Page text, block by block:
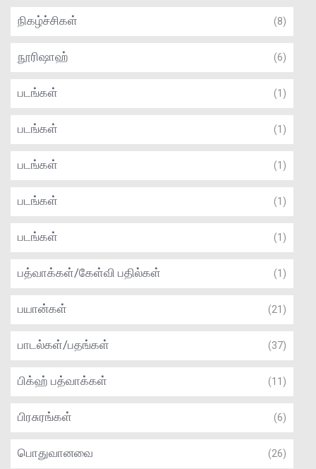
நிகழ்ச்சிகள் (8)
நூரிஷாஹ் (6)
படங்கள் (1)
படங்கள் (1)
படங்கள் (1)
படங்கள் (1)
படங்கள் (1)
பத்வாக்கள்/கேள்வி பதில்கள் (1)
பயான்கள் (21)
பாடல்கள்/பதங்கள் (37)
பிக்ஹ் பத்வாக்கள் (11)
பிரசுரங்கள் (6)
பொதுவானவை (26)